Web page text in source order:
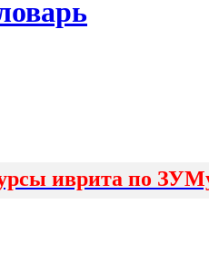
иврита по